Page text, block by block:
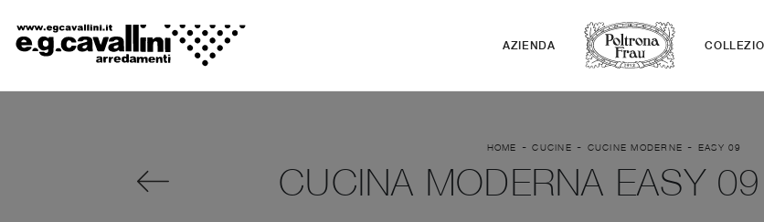
AZIENDA
HOME -CUCINE - CUCINE MODERNE - EASY 09
CUCINA MODERNA EASY